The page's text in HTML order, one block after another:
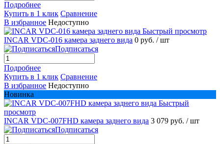
Подробнее
Купить в 1 клик Сравнение
В избранное Недоступно
Быстрый просмотр
INCAR VDC-016 камера заднего вида 0 руб. / шт
Подписаться
Подробнее
Купить в 1 клик Сравнение
В избранное Недоступно
Новинка
Быстрый
просмотр
INCAR VDC-007FHD камера заднего вида 3 079 руб. / шт
Подписаться